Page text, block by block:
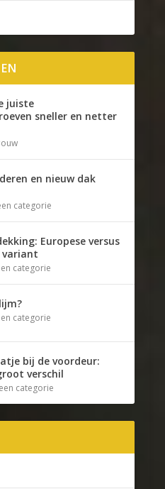
juiste
sneller en netter
en nieuw dak
categorie
Europese versus
variant
categorie
categorie
bij de voordeur:
verschil
categorie